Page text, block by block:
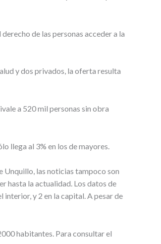
de las personas acceder a la
y dos privados, la oferta resulta
a 520 mil personas sin obra
llega al 3% en los de mayores.
Unquillo, las noticias tampoco son
hasta la actualidad. Los datos de
y 2 en la capital. A pesar de
habitantes. Para consultar el